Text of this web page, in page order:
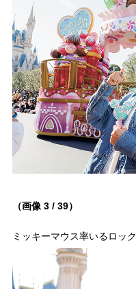
（画像 3 / 39）
ミッキーマウス率いるロッ